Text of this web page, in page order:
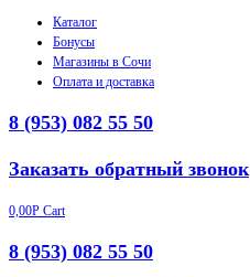
Каталог
Бонусы
Магазины в Сочи
Оплата и доставка
8 (953) 082 55 50
Заказать обратный звонок
0,00Р Cart
8 (953) 082 55 50